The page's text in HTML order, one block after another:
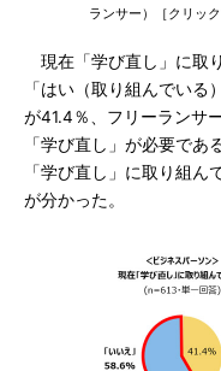
ランサー）［クリッ
現在「学び直し」に取
「はい（取り組んでい
が41.4％、フリーランサ
「学び直し」が必要で
「学び直し」に取り組ん
が分かった。